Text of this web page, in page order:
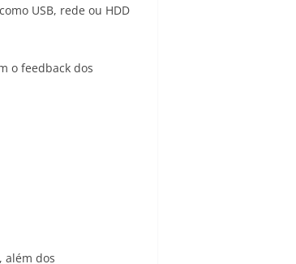
USB, rede ou HDD
o feedback dos
além dos